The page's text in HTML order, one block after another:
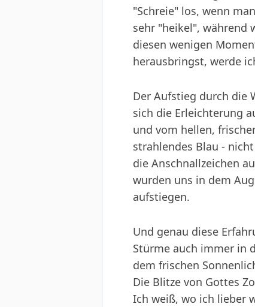
"Schreie" los, wenn
sehr "heikel", während
diesen wenigen
herausbringst, werde
Der Aufstieg durch die
sich die Erleichterung
und vom hellen,
strahlendes Blau -
die Anschnallzeichen
wurden uns in dem
aufstiegen.
Und genau diese
Stürme auch immer in
dem frischen
Die Blitze von Gottes
Ich weiß, wo ich lieber